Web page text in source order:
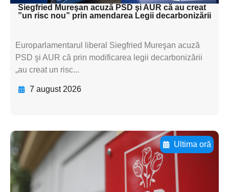
Siegfried Mureşan acuză PSD şi AUR că au creat
”un risc nou” prin amendarea Legii decarbonizării
Europarlamentarul liberal Siegfried Mureşan acuză
PSD şi AUR că prin modificarea legii decarbonizării
„au creat un risc...
7 august 2026
Ultima oră
Adaugă aici textul pentru
subtitluAdaugă aici